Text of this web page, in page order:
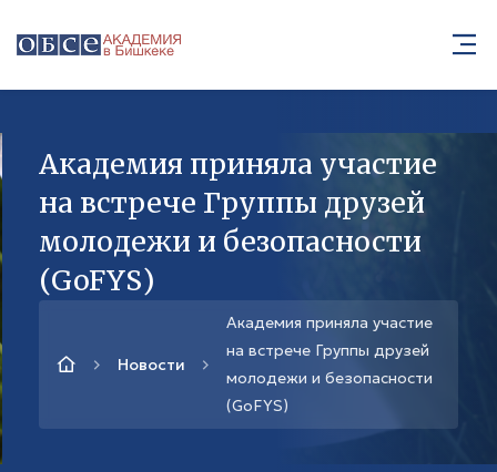
Академия приняла участие
на встрече Группы друзей
молодежи и безопасности
(GoFYS)
Новости
Академия приняла участие
на встрече Группы друзей
молодежи и безопасности
(GoFYS)